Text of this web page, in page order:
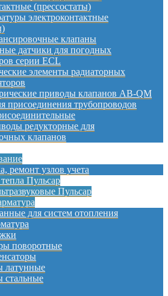
(прессостаты)
электроконтактные
клапаны
датчики для погодных
серии ECL
элементы радиаторных
приводы клапанов AB-QM
присоединения трубопроводов
редукторные для
клапанов
ремонт узлов учета
Пульсар
Пульсар
для систем отопления
поворотные
латунные
стальные